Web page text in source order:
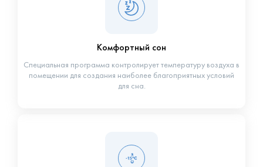
Комфортный сон
Специальная программа контролирует температуру воздуха в
помещении для создания наиболее благоприятных условий
для сна.